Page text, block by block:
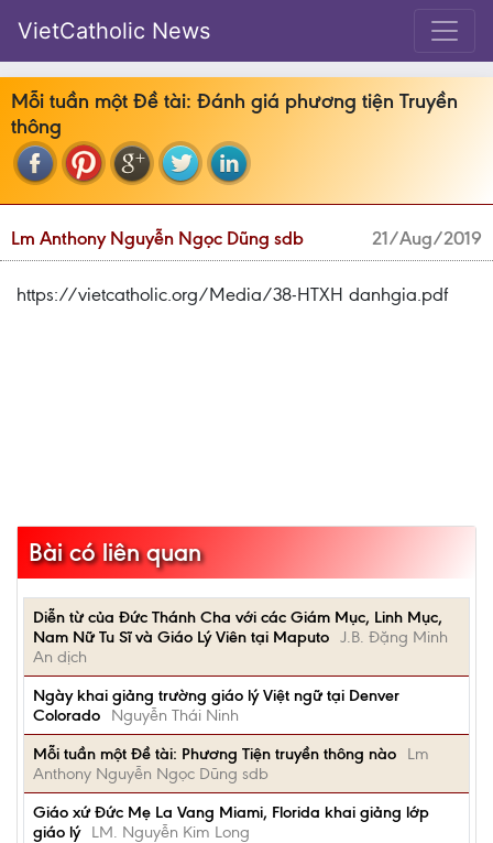
VietCatholic News
Mỗi tuần một Đề tài: Đánh giá phương tiện Truyền
thông
Lm Anthony Nguyễn Ngọc Dũng sdb 21/Aug/2019
https://vietcatholic.org/Media/38-HTXH danhgia.pdf
Bài có liên quan
Diễn từ của Đức Thánh Cha với các Giám Mục, Linh Mục,
Nam Nữ Tu Sĩ và Giáo Lý Viên tại Maputo J.B. Đặng Minh
An dịch
Ngày khai giảng trường giáo lý Việt ngữ tại Denver
Colorado
Nguyễn Thái Ninh
Mỗi tuần một Đề tài: Phương Tiện truyền thông nào
Lm
Anthony Nguyễn Ngọc Dũng sdb
Giáo xứ Đức Mẹ La Vang Miami, Florida khai giảng lớp
giáo lý
LM. Nguyễn Kim Long